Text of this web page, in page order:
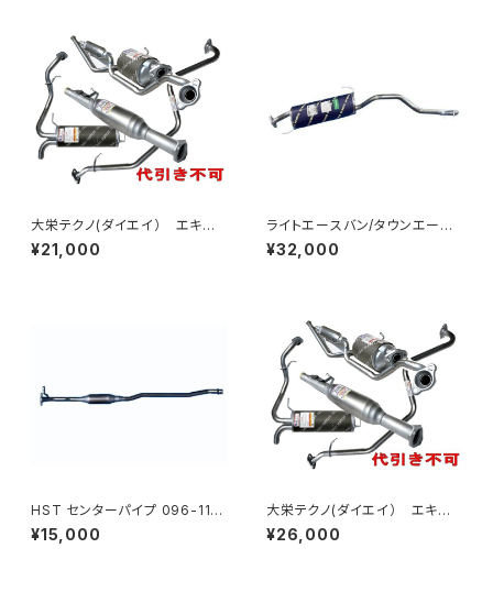
大栄テクノ(ダイエイ） エキゾ
ーストパイプ MHD-7034EXP
バモス/バモスホビオ HM1/2/3/
¥21,000
ライトエースバン/タウンエース
バン S402M S412M オールス
テンレスマフラー純正同等品 車
¥32,000
HST センターパイプ 096-116
CP キャロル HB36S 本体オ
ールステンレス パイプステンレ
¥15,000
大栄テクノ(ダイエイ） エキゾ
ーストパイプ MHD-7042EXP
ゼスト JE1 個人宅NG
¥26,000